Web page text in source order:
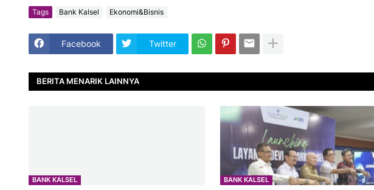
Tags Bank Kalsel Ekonomi&Bisnis
Facebook Twitter
BERITA MENARIK LAINNYA
BANK KALSEL BANK KALSEL